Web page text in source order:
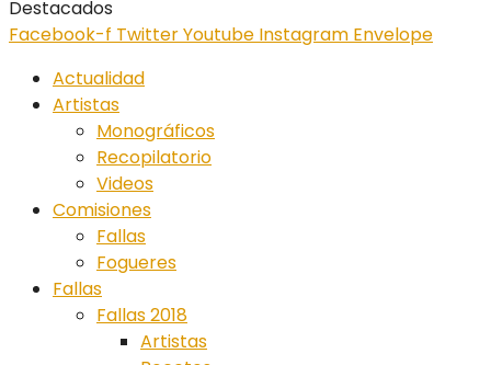
Destacados
Facebook-f TwitterYoutube Instagram Envelope
Actualidad
Artistas
Monográficos
Recopilatorio
Videos
Comisiones
Fallas
Fogueres
Fallas
Fallas 2018
Artistas